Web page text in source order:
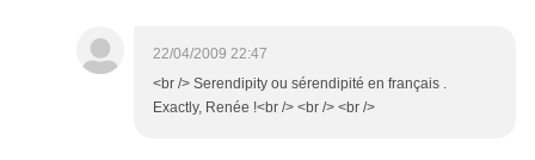
22/04/2009 22:47
<br /> Serendipity ou sérendipité en français .
Exactly, Renée !<br /> <br /> <br />